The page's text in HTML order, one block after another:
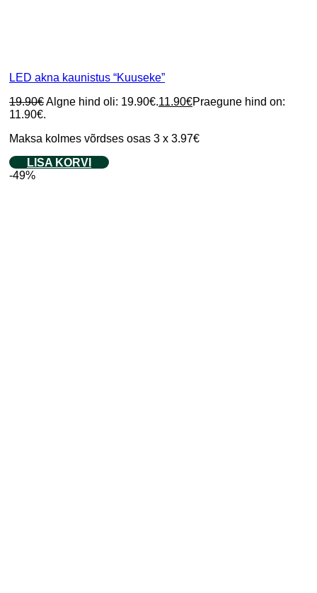
LED akna kaunistus “Kuuseke”
19.90€Algne hind oli: 19.90€.11.90€Praegune hind on:
11.90€.
Maksa kolmes võrdses osas 3 x 3.97€
LISA KORVI
-49%